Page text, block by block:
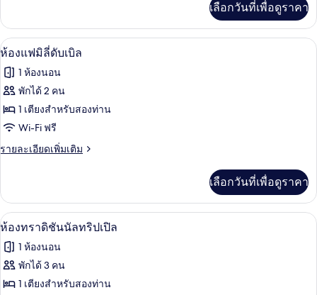
วิว
ภูเขา
เกี่ยว
กับ
ห้อง
ชัน
นัล
วิว
ภูเขา
เลือกวันที่เพื่อดูราคา
เปิด
ภาพถ่าย
ทั้งหมด
ของ
ห้อง
แฟ
ลี่
ดับเบิล
3
ห้องแฟมิลี่ดับเบิล
1 ห้องนอน
พักได้ 2 คน
1 เตียงสำหรับสองท่าน
Wi-Fi ฟรี
รายละเอียดเพิ่มเติม
ราย
เกี่ยว
กับ
ห้อง
มิ
ลี่
เลือกวันที่เพื่อดูราคา
เปิด
ภาพถ่าย
ทั้งหมด
ของ
3
ห้องทราดิชันนัลทริปเปิล
1 ห้องนอน
พักได้ 3 คน
1 เตียงสำหรับสองท่าน